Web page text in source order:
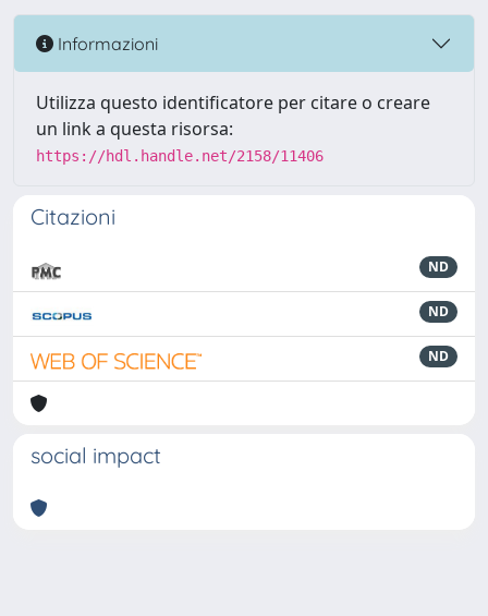
Informazioni
Utilizza questo identificatore per citare o creare
un link a questa risorsa:
https://hdl.handle.net/2158/11406
Citazioni
ND
ND
ND
social impact